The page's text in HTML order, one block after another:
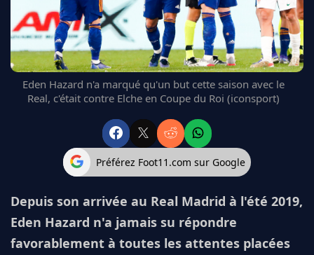
ARSENAL
BAYERN
L'AVIS DE LA RÉDAC'
Eden Hazard n'a marqué qu'un but cette saison avec le
Real, c'était contre Elche en Coupe du Roi (iconsport)
Préférez Foot11.com sur Google
Depuis son arrivée au Real Madrid à l'été 2019,
Eden Hazard n'a jamais su répondre
favorablement à toutes les attentes placées